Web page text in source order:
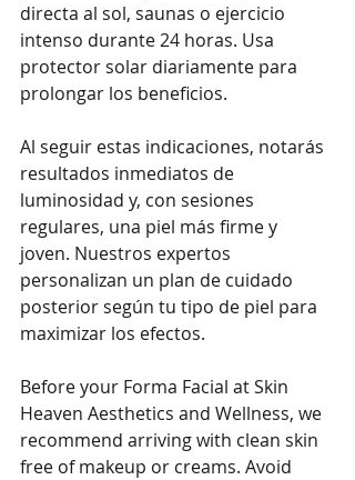
directa al sol, saunas o ejercicio
intenso durante 24 horas. Usa
protector solar diariamente para
prolongar los beneficios.
Al seguir estas indicaciones, notarás
resultados inmediatos de
luminosidad y, con sesiones
regulares, una piel más firme y
joven. Nuestros expertos
personalizan un plan de cuidado
posterior según tu tipo de piel para
maximizar los efectos.
Before your Forma Facial at Skin
Heaven Aesthetics and Wellness, we
recommend arriving with clean skin
free of makeup or creams. Avoid